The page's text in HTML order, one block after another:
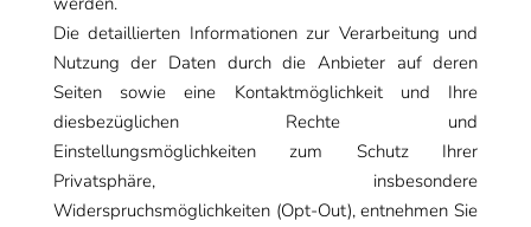
Die detaillierten Informationen zur Verarbeitung und
Nutzung der Daten durch die Anbieter auf deren
Seiten sowie eine Kontaktmöglichkeit und Ihre
diesbezüglichen Rechte und
Einstellungsmöglichkeiten zum Schutz Ihrer
Privatsphäre, insbesondere
Widerspruchsmöglichkeiten (Opt-Out), entnehmen Sie